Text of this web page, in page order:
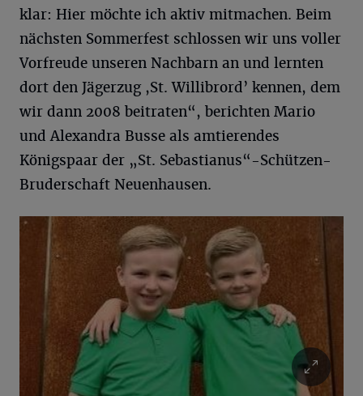
klar: Hier möchte ich aktiv mitmachen. Beim
nächsten Sommerfest schlossen wir uns voller
Vorfreude unseren Nachbarn an und lernten
dort den Jägerzug ,St. Willibrord’ kennen, dem
wir dann 2008 beitraten“, berichten Mario
und Alexandra Busse als amtierendes
Königspaar der „St. Sebastianus“-Schützen-
Bruderschaft Neuenhausen.